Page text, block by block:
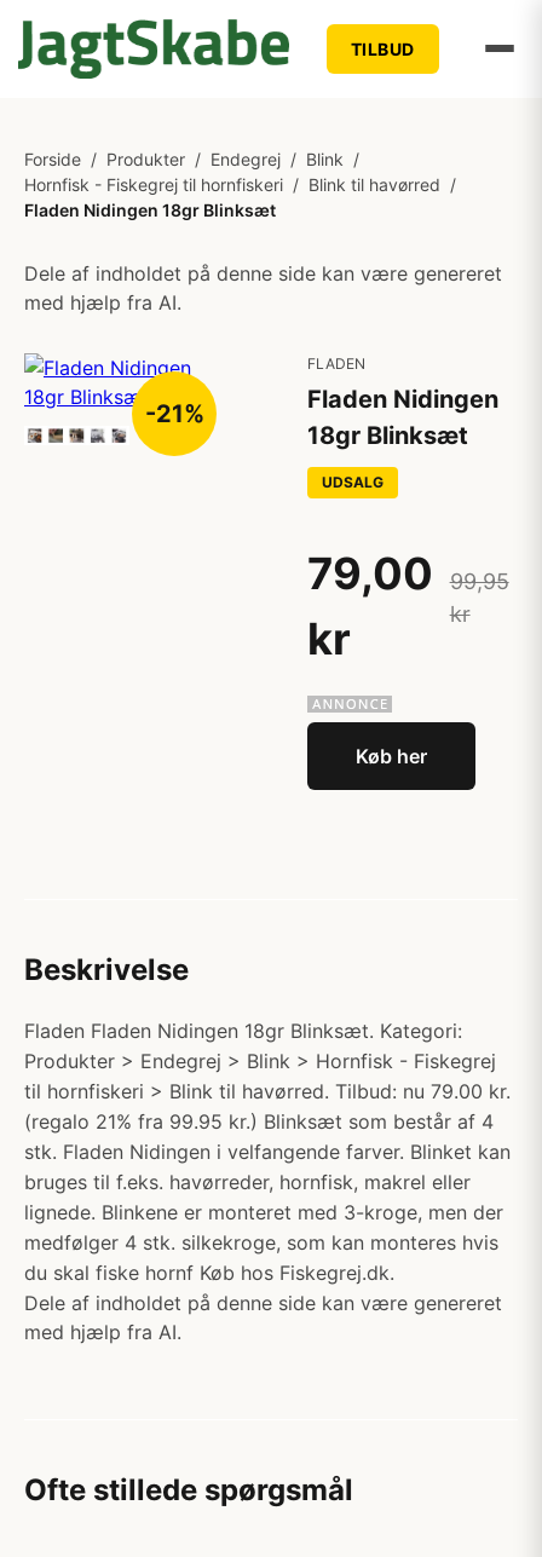
TILBUD
Forside / Produkter / Endegrej / Blink /
Hornfisk - Fiskegrej til hornfiskeri / Blink til havørred /
Fladen Nidingen 18gr Blinksæt
Dele af indholdet på denne side kan være genereret
med hjælp fra AI.
-21%
FLADEN
Fladen Nidingen
18gr Blinksæt
UDSALG
79,00
kr
99,95
kr
Køb her
Beskrivelse
Fladen Fladen Nidingen 18gr Blinksæt. Kategori:
Produkter > Endegrej > Blink > Hornfisk - Fiskegrej
til hornfiskeri > Blink til havørred. Tilbud: nu 79.00 kr.
(regalo 21% fra 99.95 kr.) Blinksæt som består af 4
stk. Fladen Nidingen i velfangende farver. Blinket kan
bruges til f.eks. havørreder, hornfisk, makrel eller
lignede. Blinkene er monteret med 3-kroge, men der
medfølger 4 stk. silkekroge, som kan monteres hvis
du skal fiske hornf Køb hos Fiskegrej.dk.
Dele af indholdet på denne side kan være genereret
med hjælp fra AI.
Ofte stillede spørgsmål